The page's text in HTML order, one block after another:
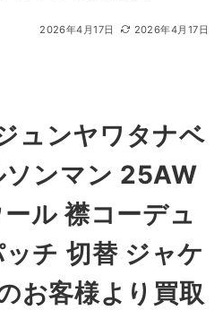
2026年4月17日 2026年4月17日
ュンヤワタナベ
ソンマン 25AW
ル 襟コーデュ
チ 切替 ジャケ
お客様より買取